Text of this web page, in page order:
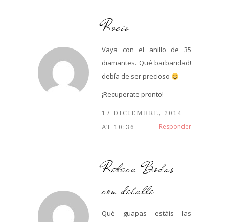
Rocío
Vaya con el anillo de 35
diamantes. Qué barbaridad!
debía de ser precioso
¡Recuperate pronto!
17 DICIEMBRE, 2014
AT 10:36
Responder
Rebeca Bodas
con detalle
Qué guapas estáis las